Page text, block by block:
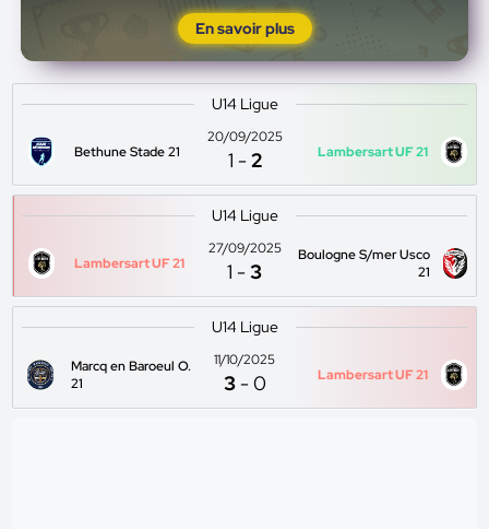
En savoir plus
U14 Ligue
Bethune Stade 21
20/09/2025
1 -2 Lambersart UF 21
U14 Ligue
Lambersart UF 21
27/09/2025
1 -3
Boulogne S/mer Usco
21
U14 Ligue
Marcq en Baroeul O.
21
11/10/2025
3 -0 Lambersart UF 21